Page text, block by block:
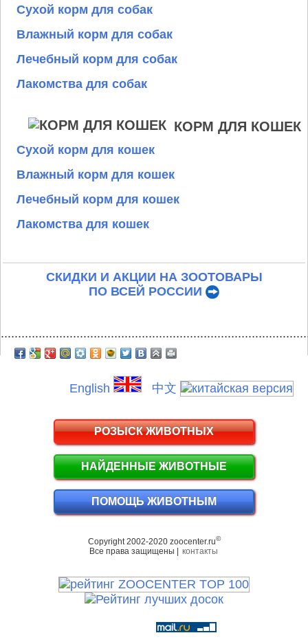
Сухой корм для собак
Влажный корм для собак
Лечебный корм для собак
Лакомства для собак
КОРМ ДЛЯ КОШЕК
Сухой корм для кошек
Влажный корм для кошек
Лечебный корм для кошек
Лакомства для кошек
СКИДКИ И АКЦИИ НА ЗООТОВАРЫ
ПО ВСЕЙ РОССИИ
English 中文
РОЗЫСК ЖИВОТНЫХ
НАЙДЕННЫЕ ЖИВОТНЫЕ
ПОМОЩЬ ЖИВОТНЫМ
Copyright 2002-2020 zoocenter.ru©
Все права защищены | контакты